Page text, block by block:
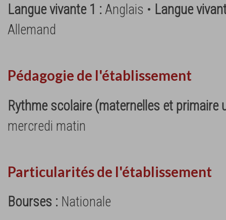
Langue vivante 1 :Anglais • Langue
Allemand
Pédagogie de l'établissement
Rythme scolaire (maternelles et primaire
mercredi matin
Particularités de l'établissement
Bourses : Nationale